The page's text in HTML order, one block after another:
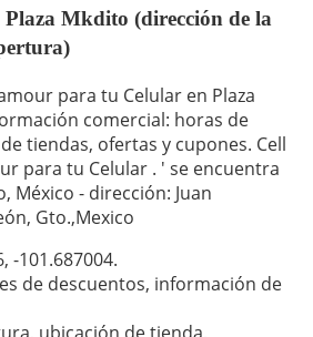
Mkdito (dirección de la
para tu Celular en Plaza
comercial: horas de
tiendas, ofertas y cupones. Cell
para tu Celular . ' se encuentra
México - dirección: Juan
Gto.,Mexico
-101.687004.
de descuentos, información de